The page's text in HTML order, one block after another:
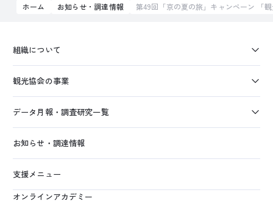
ホーム お知らせ・調達情報 第49回「京の夏の旅」キャンペーン 「
組織について
観光協会の事業
データ月報・調査研究一覧
お知らせ・調達情報
支援メニュー
オンラインアカデミー